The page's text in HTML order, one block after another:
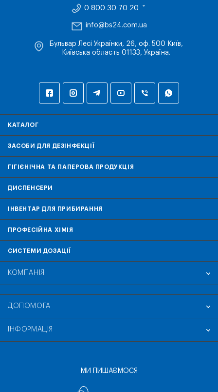
0 800 30 70 20
info@bs24.com.ua
Бульвар Лесі Українки, 26, оф. 500 Київ,
Київська область 01133, Україна.
КАТАЛОГ
ЗАСОБИ ДЛЯ ДЕЗІНФЕКЦІЇ
ГІГІЄНІЧНА ТА ПАПЕРОВА ПРОДУКЦІЯ
ДИСПЕНСЕРИ
ІНВЕНТАР ДЛЯ ПРИБИРАННЯ
ПРОФЕСІЙНА ХІМІЯ
СИСТЕМИ ДОЗАЦІЇ
КОМПАНІЯ
ДОПОМОГА
ІНФОРМАЦІЯ
МИ ПИШАЄМОСЯ